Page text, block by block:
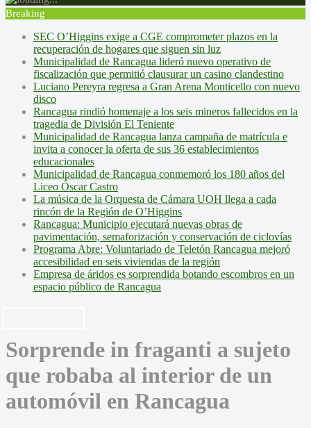
Breaking
SEC O’Higgins exige a CGE comprometer plazos en la
recuperación de hogares que siguen sin luz
Municipalidad de Rancagua lideró nuevo operativo de
fiscalización que permitió clausurar un casino clandestino
Luciano Pereyra regresa a Gran Arena Monticello con nuevo
disco
Rancagua rindió homenaje a los seis mineros fallecidos en la
tragedia de División El Teniente
Municipalidad de Rancagua lanza campaña de matrícula e
invita a conocer la oferta de sus 36 establecimientos
educacionales
Municipalidad de Rancagua conmemoró los 180 años del
Liceo Óscar Castro
La música de la Orquesta de Cámara UOH llega a cada
rincón de la Región de O’Higgins
Rancagua: Municipio ejecutará nuevas obras de
pavimentación, semaforización y conservación de ciclovías
Programa Abre: Voluntariado de Teletón Rancagua mejoró
accesibilidad en seis viviendas de la región
Empresa de áridos es sorprendida botando escombros en un
espacio público de Rancagua
Sorprende in fraganti a sujeto
que robaba al interior de un
automóvil en Rancagua